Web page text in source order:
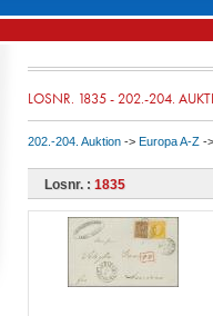
LOSNR. 1835 - 202.-204.
202.-204. Auktion -> Europa A-Z -
Losnr. : 1835